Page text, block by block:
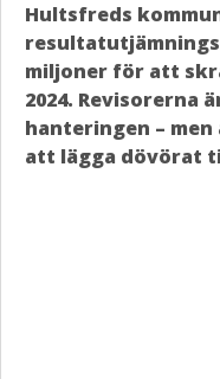
Hultsfreds
miljoner för att
2024. Revisorerna
hanteringen –
att lägga dövörat